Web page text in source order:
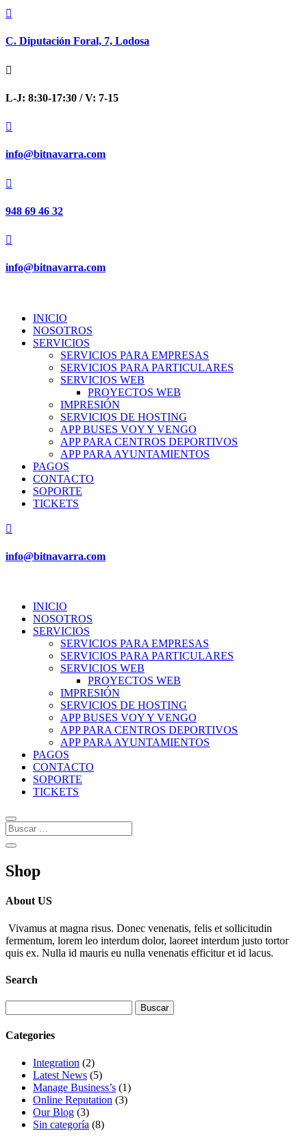

C. Diputación Foral, 7, Lodosa

L-J: 8:30-17:30 / V: 7-15

info@bitnavarra.com

948 69 46 32

info@bitnavarra.com
INICIO
NOSOTROS
SERVICIOS
SERVICIOS PARA EMPRESAS
SERVICIOS PARA PARTICULARES
SERVICIOS WEB
PROYECTOS WEB
IMPRESIÓN
SERVICIOS DE HOSTING
APP BUSES VOY Y VENGO
APP PARA CENTROS DEPORTIVOS
APP PARA AYUNTAMIENTOS
PAGOS
CONTACTO
SOPORTE
TICKETS

info@bitnavarra.com
INICIO
NOSOTROS
SERVICIOS
SERVICIOS PARA EMPRESAS
SERVICIOS PARA PARTICULARES
SERVICIOS WEB
PROYECTOS WEB
IMPRESIÓN
SERVICIOS DE HOSTING
APP BUSES VOY Y VENGO
APP PARA CENTROS DEPORTIVOS
APP PARA AYUNTAMIENTOS
PAGOS
CONTACTO
SOPORTE
TICKETS
Shop
About US
Vivamus at magna risus. Donec venenatis, felis et sollicitudin
fermentum, lorem leo interdum dolor, laoreet interdum justo tortor
quis ex. Nulla id mauris eu nulla venenatis efficitur et id lacus.
Search
Categories
Integration (2)
Latest News (5)
Manage Business’s (1)
Online Reputation (3)
Our Blog (3)
Sin categoría (8)